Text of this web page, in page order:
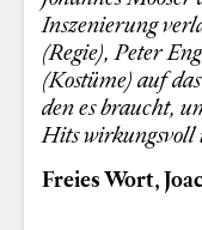
Inszenierung
(Regie), Peter
(Kostüme) auf
den es braucht,
Hits wirkungsvoll
Freies Wort,